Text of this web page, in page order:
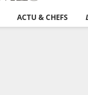
ACTU & CHEFS